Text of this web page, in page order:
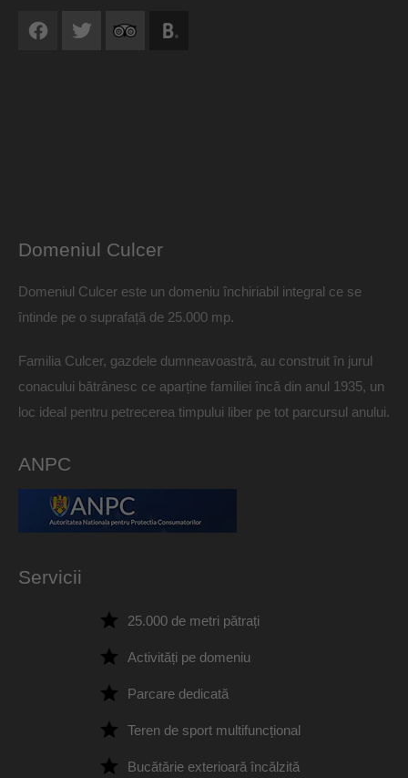
Domeniul Culcer
Domeniul Culcer este un domeniu închiriabil integral ce se
întinde pe o suprafață de 25.000 mp.
Familia Culcer, gazdele dumneavoastră, au construit în jurul
conacului bătrânesc ce aparține familiei încă din anul 1935, un
loc ideal pentru petrecerea timpului liber pe tot parcursul anului.
ANPC
Servicii
25.000 de metri pătrați
Activități pe domeniu
Parcare dedicată
Teren de sport multifuncțional
Bucătărie exterioară încălzită